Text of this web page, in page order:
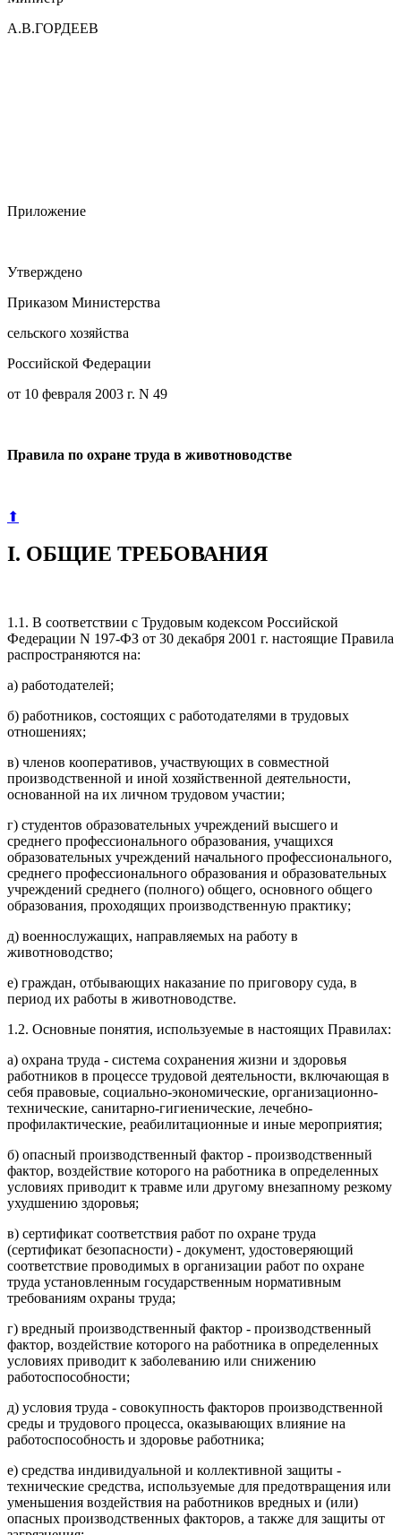
А.В.ГОРДЕЕВ
Приложение
Утверждено
Приказом Министерства
сельского хозяйства
Российской Федерации
от 10 февраля 2003 г. N 49
Правила по охране труда в животноводстве
⬆
I. ОБЩИЕ ТРЕБОВАНИЯ
1.1. В соответствии с Трудовым кодексом Российской
Федерации N 197-ФЗ от 30 декабря 2001 г. настоящие Правила
распространяются на:
а) работодателей;
б) работников, состоящих с работодателями в трудовых
отношениях;
в) членов кооперативов, участвующих в совместной
производственной и иной хозяйственной деятельности,
основанной на их личном трудовом участии;
г) студентов образовательных учреждений высшего и
среднего профессионального образования, учащихся
образовательных учреждений начального профессионального,
среднего профессионального образования и образовательных
учреждений среднего (полного) общего, основного общего
образования, проходящих производственную практику;
д) военнослужащих, направляемых на работу в
животноводство;
е) граждан, отбывающих наказание по приговору суда, в
период их работы в животноводстве.
1.2. Основные понятия, используемые в настоящих Правилах:
а) охрана труда - система сохранения жизни и здоровья
работников в процессе трудовой деятельности, включающая в
себя правовые, социально-экономические, организационно-
технические, санитарно-гигиенические, лечебно-
профилактические, реабилитационные и иные мероприятия;
б) опасный производственный фактор - производственный
фактор, воздействие которого на работника в определенных
условиях приводит к травме или другому внезапному резкому
ухудшению здоровья;
в) сертификат соответствия работ по охране труда
(сертификат безопасности) - документ, удостоверяющий
соответствие проводимых в организации работ по охране
труда установленным государственным нормативным
требованиям охраны труда;
г) вредный производственный фактор - производственный
фактор, воздействие которого на работника в определенных
условиях приводит к заболеванию или снижению
работоспособности;
д) условия труда - совокупность факторов производственной
среды и трудового процесса, оказывающих влияние на
работоспособность и здоровье работника;
е) средства индивидуальной и коллективной защиты -
технические средства, используемые для предотвращения или
уменьшения воздействия на работников вредных и (или)
опасных производственных факторов, а также для защиты от